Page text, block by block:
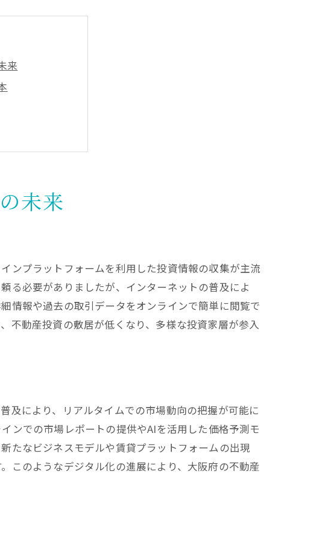
来
術
化
得
ーク
未来
ンプラットフォームを利用した投資情報の収集が主流
る必要がありましたが、インターネットの普及によ
情報や過去の取引データをオンラインで簡単に閲覧で
不動産投資の敷居が低くなり、多様な投資家層が参入
及により、リアルタイムでの市場動向の把握が可能に
ンでの市場レポートの提供やAIを活用した価格予測モ
たなビジネスモデルや賃貸プラットフォームの出現
このようなデジタル化の進展により、大阪府の不動産